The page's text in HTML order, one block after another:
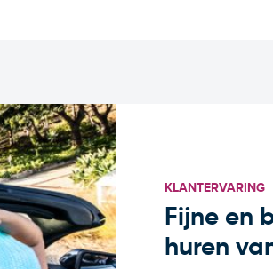
KLANTERVARING
Fijne en
huren